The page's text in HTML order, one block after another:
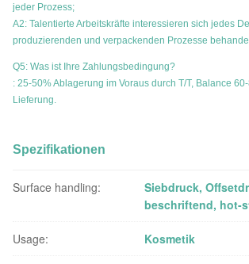
jeder Prozess;
A2: Talentierte Arbeitskräfte interessieren sich jedes
produzierenden und verpackenden Prozesse
Q5: Was ist Ihre Zahlungsbedingung?
: 25-50% Ablagerung im Voraus durch T/T, Balance
Lieferung.
Spezifikationen
Surface handling:
Siebdruck,
beschriftend, hot-
Usage: Kosmetik